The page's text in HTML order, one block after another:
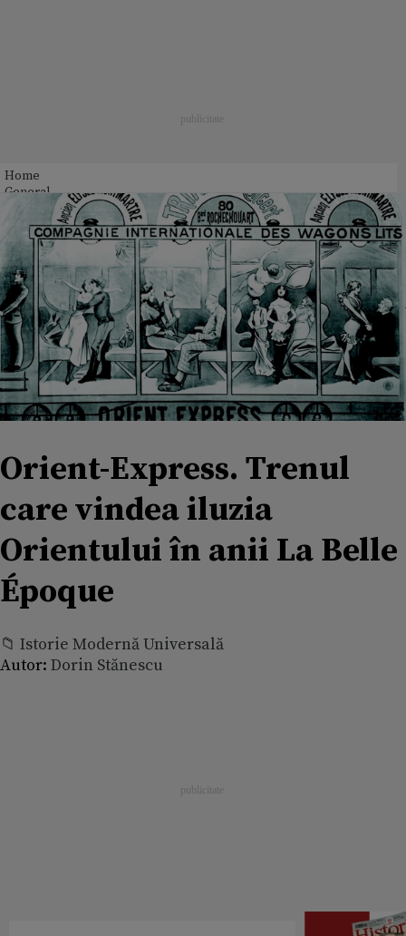
Home
General
Orient-Express. Trenul
care vindea iluzia
Orientului în anii La Belle
Époque
📁 Istorie Modernă Universală
Autor: Dorin Stănescu